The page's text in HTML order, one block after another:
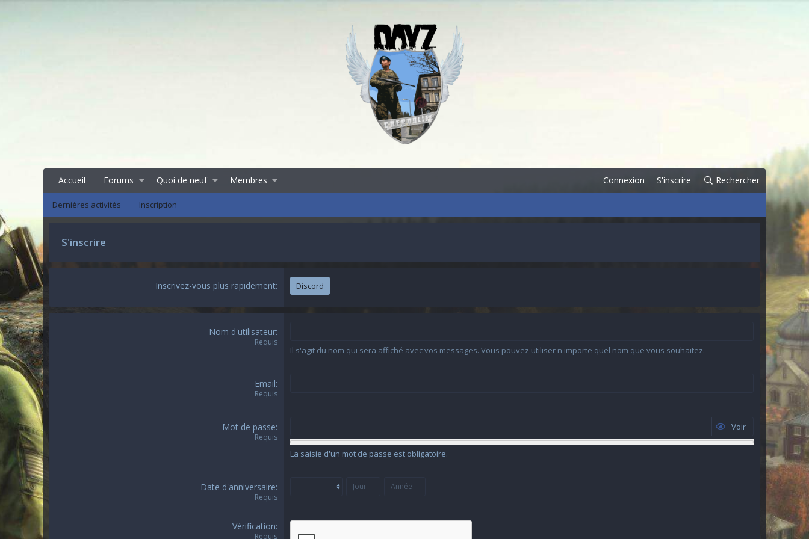
Accueil Forums Quoi de neuf Membres Connexion S'inscrire Rechercher
Dernières activités Inscription
S'inscrire
Inscrivez-vous plus rapidement Discord
Nom d'utilisateur
Requis
Il s'agit du nom qui sera affiché avec vos messages. Vous pouvez utiliser n'importe quel nom que vous souhaitez.
Email
Requis
Mot de passe
Requis
Voir
La saisie d'un mot de passe est obligatoire.
Date d'anniversaire
Requis
Vérification
Requis